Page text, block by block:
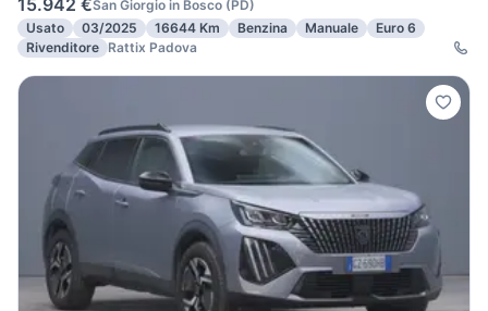
15.942 €San Giorgio in Bosco (PD)
Usato
03/2025 16644 Km Benzina Manuale
Euro 6
Rivenditore Rattix Padova